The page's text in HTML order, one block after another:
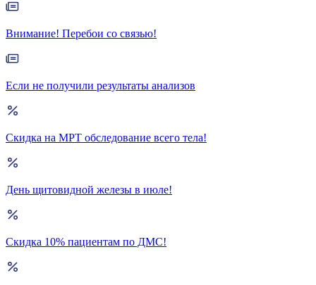
Внимание! Перебои со связью!
Если не получили результаты анализов
Скидка на МРТ обследование всего тела!
День щитовидной железы в июле!
Скидка 10% пациентам по ДМС!